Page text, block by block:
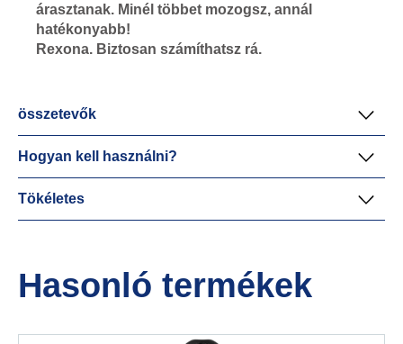
árasztanak. Minél többet mozogsz, annál
hatékonyabb!
Rexona. Biztosan számíthatsz rá.
összetevők
Hogyan kell használni?
Tökéletes
Hasonló termékek